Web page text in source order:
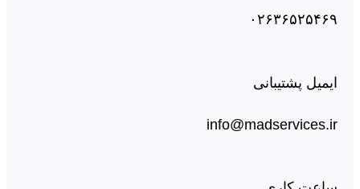
۰۲۶۳۶۵۲۵۴۶۹
ایمیل پشتیبانی
info@madservices.ir